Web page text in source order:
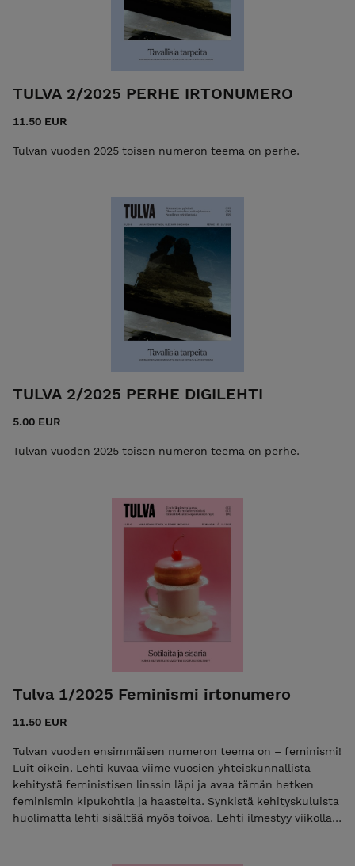
TULVA 2/2025 PERHE IRTONUMERO
11.50 EUR
Tulvan vuoden 2025 toisen numeron teema on perhe.
TULVA 2/2025 PERHE DIGILEHTI
5.00 EUR
Tulvan vuoden 2025 toisen numeron teema on perhe.
Tulva 1/2025 Feminismi irtonumero
11.50 EUR
Tulvan vuoden ensimmäisen numeron teema on – feminismi!
Luit oikein. Lehti kuvaa viime vuosien yhteiskunnallista
kehitystä feministisen linssin läpi ja avaa tämän hetken
feminismin kipukohtia ja haasteita. Synkistä kehityskuluista
huolimatta lehti sisältää myös toivoa. Lehti ilmestyy viikolla